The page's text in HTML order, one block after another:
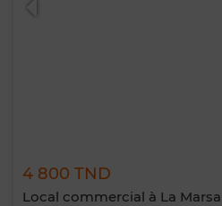
4 800 TND
Local commercial à La